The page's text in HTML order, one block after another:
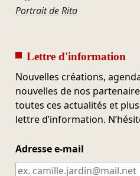
Portrait de Rita
Lettre d'information
Nouvelles créations,
nouvelles de nos
toutes ces actualités et
lettre d’information.
Adresse e-mail